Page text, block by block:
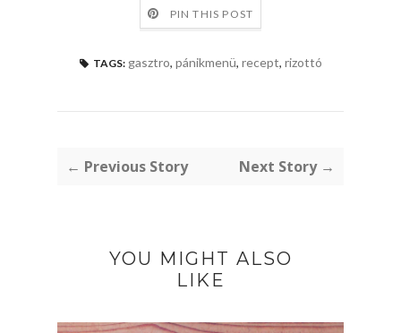
PIN THIS POST
TAGS: gasztro, pánikmenü, recept, rizottó
← Previous Story Next Story →
YOU MIGHT ALSO
LIKE